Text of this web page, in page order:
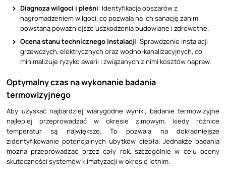
Diagnoza wilgoci i pleśni: Identyfikacja obszarów z
nagromadzeniem wilgoci, co pozwala na ich sanację zanim
powstaną poważniejsze uszkodzenia budowlane i zdrowotne.
Ocena stanu technicznego instalacji: Sprawdzenie instalacji
grzewczych, elektrycznych oraz wodno-kanalizacyjnych, co
minimalizuje ryzyko awarii i związanych z nimi kosztów napraw.
Optymalny czas na wykonanie badania
termowizyjnego
Aby uzyskać najbardziej wiarygodne wyniki, badanie termowizyjne
najlepiej przeprowadzać w okresie zimowym, kiedy różnice
temperatur są największe. To pozwala na dokładniejsze
zidentyfikowanie potencjalnych ubytków ciepła. Jednakże badania
można przeprowadzać przez cały rok, szczególnie w celu oceny
skuteczności systemów klimatyzacji w okresie letnim.